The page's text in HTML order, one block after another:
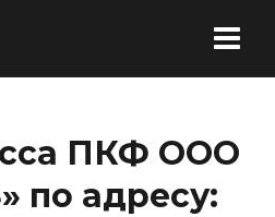
ПКФ ООО
по адресу: